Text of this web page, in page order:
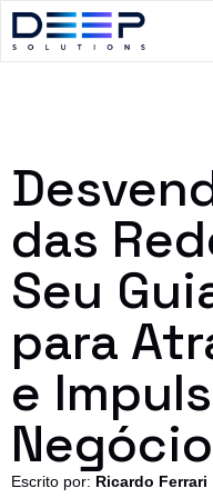
das
Seu
para
e
Negócio
Escrito por: Ricardo Ferrari